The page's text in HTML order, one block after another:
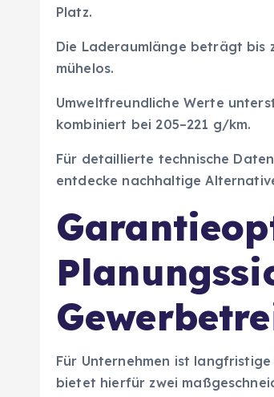
Platz.
Die Laderaumlänge beträgt bis
mühelos.
Umweltfreundliche Werte
kombiniert bei 205–221 g/km.
Für detaillierte technische
entdecke nachhaltige
Für Unternehmen ist
bietet hierfür zwei